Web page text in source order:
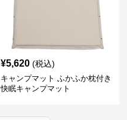
¥5,620 (税込)
キャンプマット ふかふか枕付き
快眠キャンプマット